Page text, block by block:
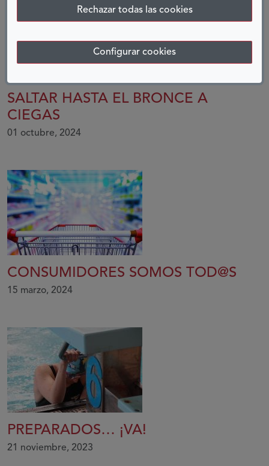
Rechazar todas las cookies
Configurar cookies
SALTAR HASTA EL BRONCE A
CIEGAS
01 octubre, 2024
CONSUMIDORES SOMOS TOD@S
15 marzo, 2024
PREPARADOS… ¡VA!
21 noviembre, 2023